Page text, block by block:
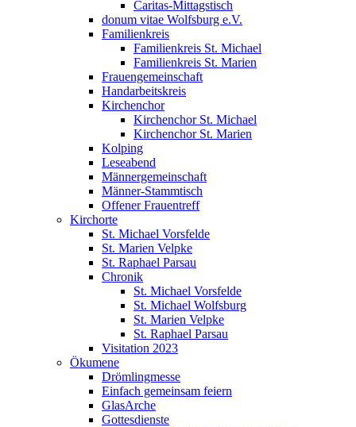
Caritas-Mittagstisch
donum vitae Wolfsburg e.V.
Familienkreis
Familienkreis St. Michael
Familienkreis St. Marien
Frauengemeinschaft
Handarbeitskreis
Kirchenchor
Kirchenchor St. Michael
Kirchenchor St. Marien
Kolping
Leseabend
Männergemeinschaft
Männer-Stammtisch
Offener Frauentreff
Kirchorte
St. Michael Vorsfelde
St. Marien Velpke
St. Raphael Parsau
Chronik
St. Michael Vorsfelde
St. Michael Wolfsburg
St. Marien Velpke
St. Raphael Parsau
Visitation 2023
Ökumene
Drömlingmesse
Einfach gemeinsam feiern
GlasArche
Gottesdienste